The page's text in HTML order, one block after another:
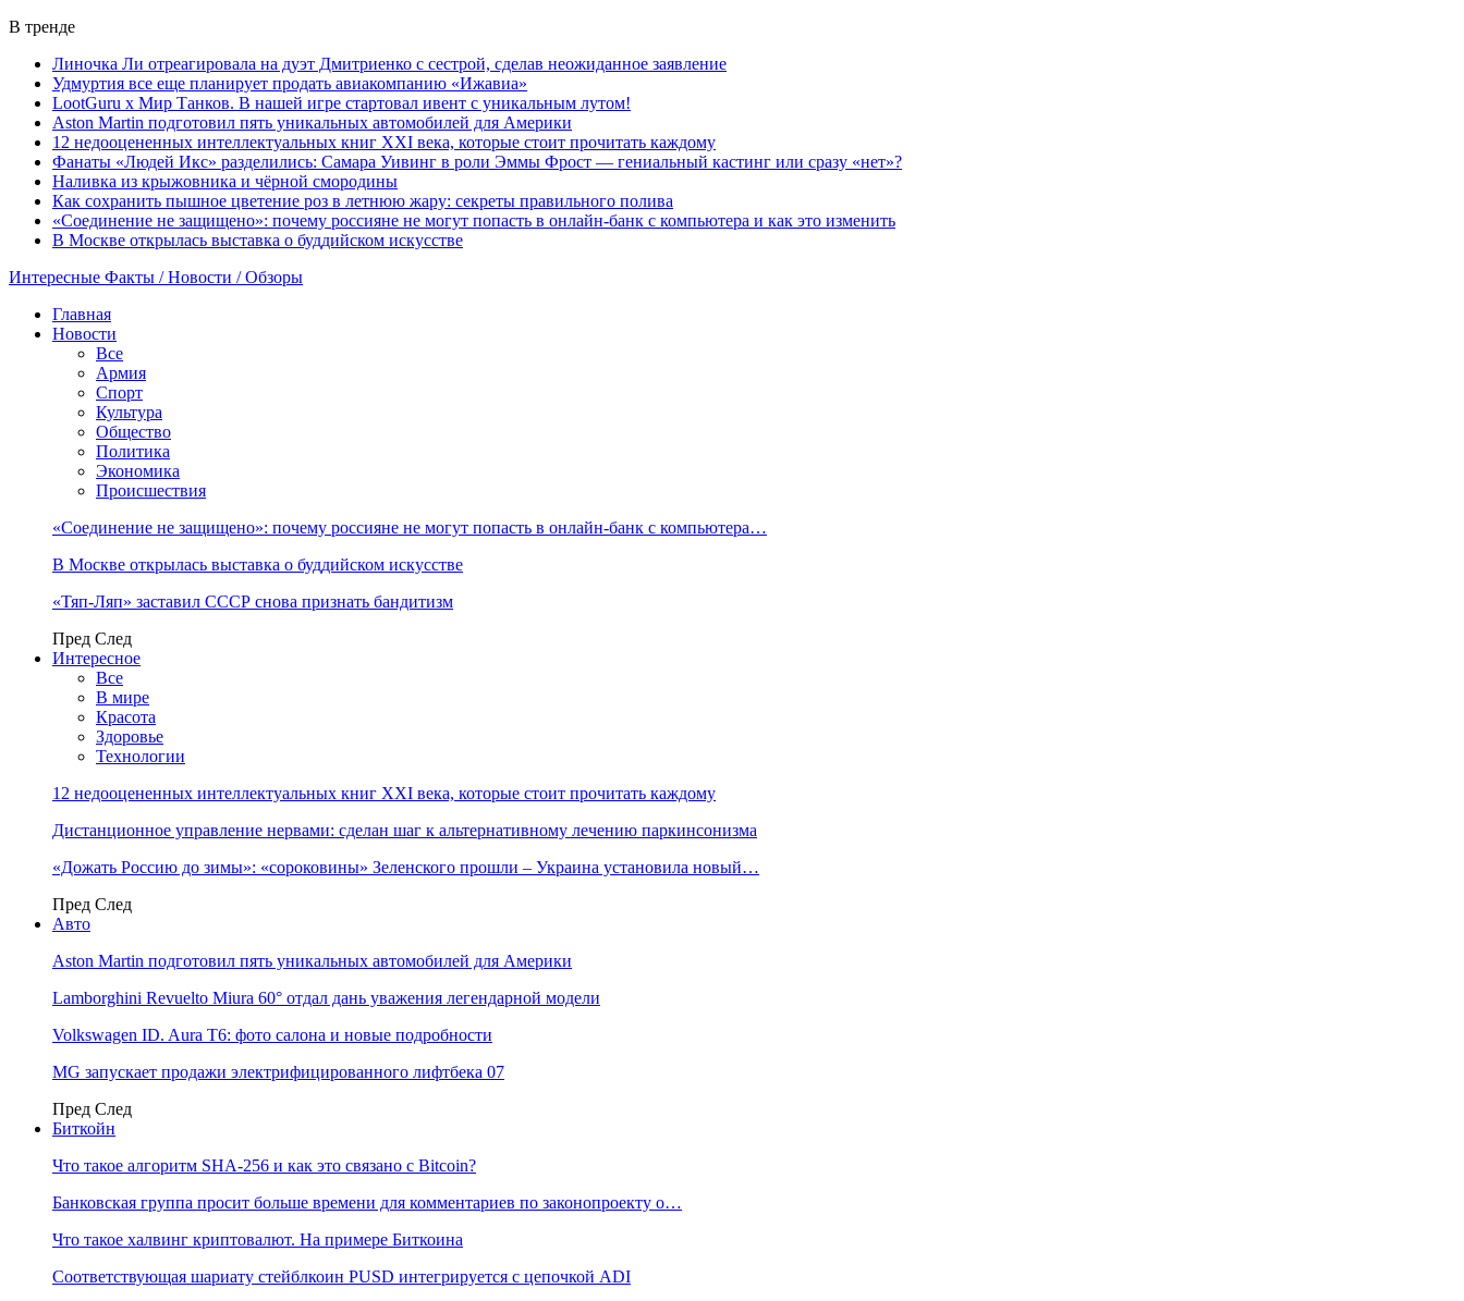
В тренде
Линочка Ли отреагировала на дуэт Дмитриенко с сестрой, сделав неожиданное заявление
Удмуртия все еще планирует продать авиакомпанию «Ижавиа»
LootGuru x Мир Танков. В нашей игре стартовал ивент с уникальным лутом!
Aston Martin подготовил пять уникальных автомобилей для Америки
12 недооцененных интеллектуальных книг XXI века, которые стоит прочитать каждому
Фанаты «Людей Икс» разделились: Самара Уивинг в роли Эммы Фрост — гениальный кастинг или сразу «нет»?
Наливка из крыжовника и чёрной смородины
Как сохранить пышное цветение роз в летнюю жару: секреты правильного полива
«Соединение не защищено»: почему россияне не могут попасть в онлайн-банк с компьютера и как это изменить
В Москве открылась выставка о буддийском искусстве
Интересные Факты / Новости / Обзоры
Главная
Новости
Все
Армия
Спорт
Культура
Общество
Политика
Экономика
Происшествия
«Соединение не защищено»: почему россияне не могут попасть в онлайн-банк с компьютера…
В Москве открылась выставка о буддийском искусстве
«Тяп-Ляп» заставил СССР снова признать бандитизм
Пред След
Интересное
Все
В мире
Красота
Здоровье
Технологии
12 недооцененных интеллектуальных книг XXI века, которые стоит прочитать каждому
Дистанционное управление нервами: сделан шаг к альтернативному лечению паркинсонизма
«Дожать Россию до зимы»: «сороковины» Зеленского прошли – Украина установила новый…
Пред След
Авто
Aston Martin подготовил пять уникальных автомобилей для Америки
Lamborghini Revuelto Miura 60° отдал дань уважения легендарной модели
Volkswagen ID. Aura T6: фото салона и новые подробности
MG запускает продажи электрифицированного лифтбека 07
Пред След
Биткойн
Что такое алгоритм SHA-256 и как это связано с Bitcoin?
Банковская группа просит больше времени для комментариев по законопроекту о…
Что такое халвинг криптовалют. На примере Биткоина
Соответствующая шариату стейблкоин PUSD интегрируется с цепочкой ADI